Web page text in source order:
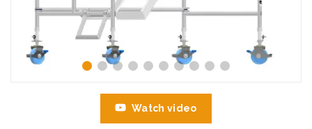
Watch video